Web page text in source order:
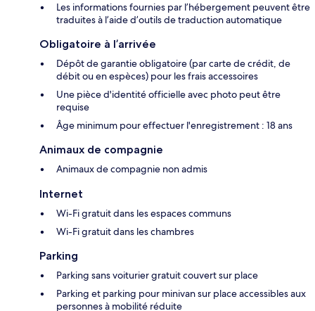
Les informations fournies par l’hébergement peuvent être
traduites à l’aide d’outils de traduction automatique
Obligatoire à l’arrivée
Dépôt de garantie obligatoire (par carte de crédit, de
débit ou en espèces) pour les frais accessoires
Une pièce d'identité officielle avec photo peut être
requise
Âge minimum pour effectuer l'enregistrement : 18 ans
Animaux de compagnie
Animaux de compagnie non admis
Internet
Wi-Fi gratuit dans les espaces communs
Wi-Fi gratuit dans les chambres
Parking
Parking sans voiturier gratuit couvert sur place
Parking et parking pour minivan sur place accessibles aux
personnes à mobilité réduite